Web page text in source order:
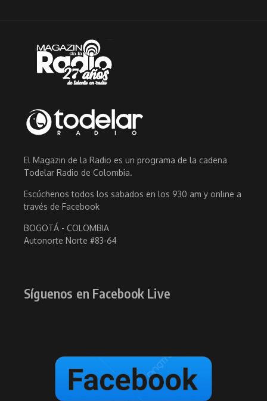
El Magazin de la Radio es un programa de la cadena
Todelar Radio de Colombia.
Escúchenos todos los sabados en los 930 am y online a
través de Facebook
BOGOTÁ - COLOMBIA
Autonorte Norte #83-64
Síguenos en Facebook Live